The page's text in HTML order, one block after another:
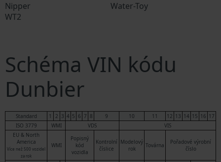
Nipper
Water-Toy
WT2
Schéma VIN kódu
Dunbier
Standard 1 2 3 4 5 6 7 8 9 10 11 12 13 14 15 16 17
ISO 3779
WMI VDS
VIS
EU & North
America
Více než 500 vozidel
za rok
WMI
Popisný
kód
vozidla
Kontrolní
číslice
Modelový
rok
Továrna
Pořadové výrobní
číslo